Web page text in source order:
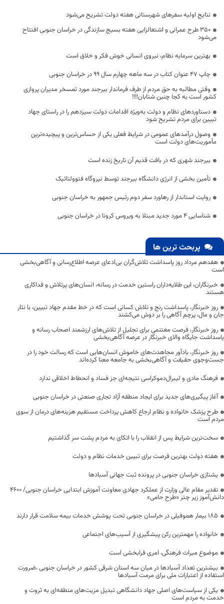
نتایج اولیه سفرهای شهرستانی هفته دولت تشریح می‌شود
۳۵۰ طرح عمرانی و اشتغالزایی هفته بسیج سازندگی در خراسان جنوبی افتتاح
می‌شود
بهترین سرمایه نظام، نیروی انسانی خوش فکر و خلاق است
چاپ ۴۷ عنوان کتاب در سه ماهه چهارم سال ۹۹ در خراسان جنوبی
وقتی مطالبه به حق مردم از طرف فرماندار بیرجند مورد تمسخر مدیران پروازی
کشور است به کجا چنین شتابان!!!!
دستاوردهای نظام و دولت به‌ویژه اقدامات دولت سیزدهم را در راستای جهاد
تبیین برای مردم تشریح شود
وصول درآمدهای عمومی در شرایط فعلی یکی از حساس‌ترین و پیچیده‌ترین
مأموریت‌های دولت است
بیرجند شهری که در بافت قدیم آن تاریخ زنده است
تأمین بخشی از انرژی دانشگاه بیرجند توسط نیروگاه فتوولتائیک
روایت استاندار از رهاورد سفر دوم رئیس جمهور به خراسان جنوبی
شناسایی 4 مورد جدید مبتلا به ویروس کرونا در خراسان جنوبی
پربحث ترین ها
هفدهم مرداد روز پاسداشت تلاش‌گران بی‌ادعای عرصه اطلاع‌رسانی و آگاهی‌بخشی
است
خبرنگاران، این طلایه‌داران راستین خدمت در رسانه، انسان‌های پرتلاش و فداکاری
هستند
روز خبرنگار، پاسداشت رنج و تلاش کسانی است که در خط مقدم جهاد تبیین، با نثار
جان و مال، پرچم آگاهی را بر دوش می‌کشند
روز خبرنگار، فرصت مغتنمی برای تجلیل از تلاش‌های ارزشمند اصحاب رسانه و
پاسداشت جایگاه والای خبرنگار در عرصه آگاهی‌بخشی
روز خبرنگار، یادآور مجاهدت‌های خاموش انسان‌هایی است که رسالت خود را در
جست‌وجوی حقیقت و آگاهی‌بخشی به جامعه معنا کرده‌اند
فرهنگ مادی و لیبرال‌دموکراسی نتیجه‌ای جز فساد و انحطاط اخلاقی ندارد
آغاز پیگیری‌های جدید برای ایجاد منطقه آزاد تجاری صنعتی در خراسان جنوبی
طرح پزشک خانواده و نظام ارجاع کاهش پرداخت مستقیم هزینه‌های درمان از سوی
مردم است
سخت‌ترین شرایط پس از انقلاب را با اتکای به مردم پشت سر گذاشتیم
هفته دولت بهترین فرصت برای تبیین خدمات نظام و دولت
یشتازی خراسان جنوبی در پرونده ثبت جهانی آسبادها
تقدیر مقام عالی وزارت از عملکرد جهادی معاونت آموزش ابتدایی خراسان جنوبی/ ۴۶۰۰
دانش‌آموز زیر چتر «طرح حامی»
۱۸۵ بیمار هموفیلی در خراسان جنوبی تحت پوشش خدمات بیمه سلامت قرار دارند
خانواده را مهمترین رکن پیشگیری از آسیب‌های اجتماعی
موضوع میراث فرهنگی، امری فرابخشی است
بیشترین تعداد آسبادها در میان سه استان شرقی کشور در خراسان جنوبی ،ضرورت
استفاده از اعتبارات ملی برای مرمت آسبادها
یکی از سیاست‌های اصلی جهاد دانشگاهی تبدیل مزیت‌های منطقه‌ای به ثروت و
خدمت به مردم است